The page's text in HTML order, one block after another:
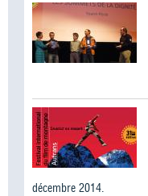
décembre 2014.